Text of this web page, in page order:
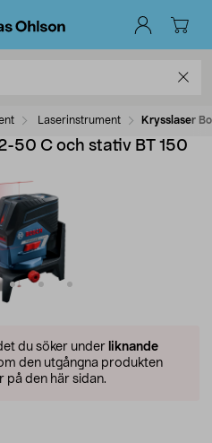
Laserinstrument Krysslaser
50 C och stativ BT 150
du söker under liknande
den utgångna produkten
på den här sidan.